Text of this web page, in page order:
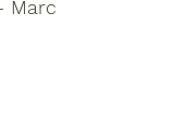
Marc